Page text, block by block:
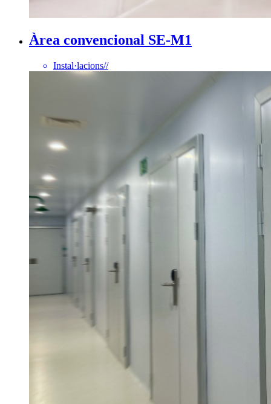
Àrea convencional SE-M1
Instal·lacions//